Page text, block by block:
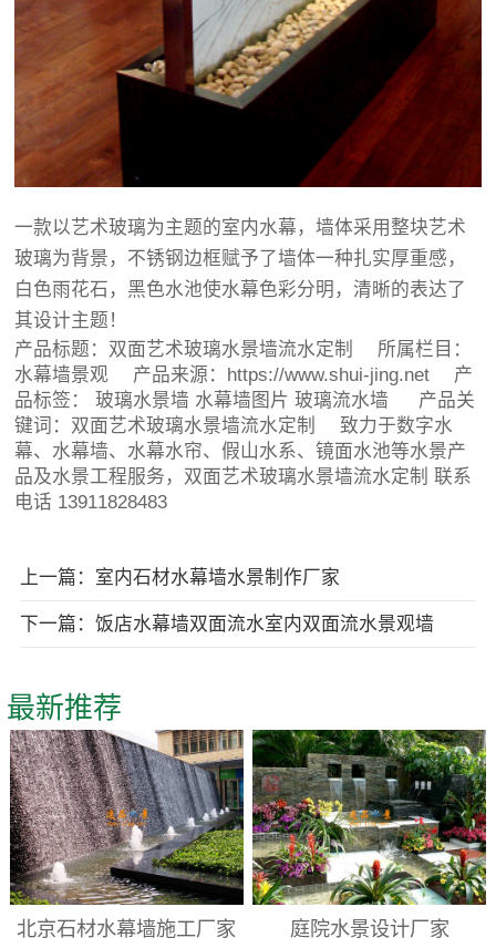
一款以艺术玻璃为主题的室内水幕，墙体采用整块艺术
玻璃为背景，不锈钢边框赋予了墙体一种扎实厚重感，
白色雨花石，黑色水池使水幕色彩分明，清晰的表达了
其设计主题！
产品标题： 双面艺术玻璃水景墙流水定制
所属栏目：
水幕墙景观 产品来源：https://www.shui-jing.net 产
品标签：玻璃水景墙 水幕墙图片 玻璃流水墙 产品关
键词：双面艺术玻璃水景墙流水定制 致力于数字水
幕、水幕墙、水幕水帘、假山水系、镜面水池等水景产
品及水景工程服务，双面艺术玻璃水景墙流水定制 联系
电话 13911828483
上一篇：室内石材水幕墙水景制作厂家
下一篇：饭店水幕墙双面流水室内双面流水景观墙
最新推荐
北京石材水幕墙施工厂家 庭院水景设计厂家